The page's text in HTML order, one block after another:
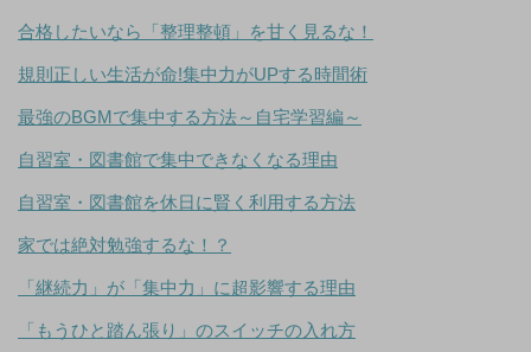
合格したいなら「整理整頓」を甘く見るな！
規則正しい生活が命!集中力がUPする時間術
最強のBGMで集中する方法～自宅学習編～
自習室・図書館で集中できなくなる理由
自習室・図書館を休日に賢く利用する方法
家では絶対勉強するな！？
「継続力」が「集中力」に超影響する理由
「もうひと踏ん張り」のスイッチの入れ方